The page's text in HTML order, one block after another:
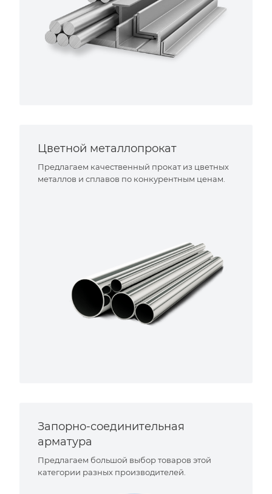
Цветной металлопрокат
Предлагаем качественный прокат из цветных
металлов и сплавов по конкурентным ценам.
Запорно-соединительная
арматура
Предлагаем большой выбор товаров этой
категории разных производителей.